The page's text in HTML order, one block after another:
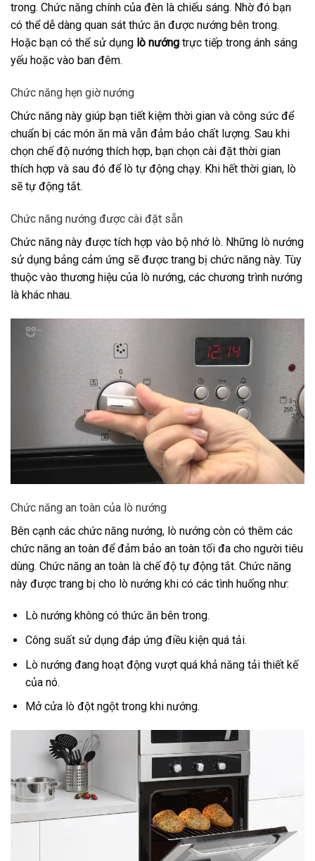
trong. Chức năng chính của đèn là chiếu sáng. Nhờ đó bạn
có thể dễ dàng quan sát thức ăn được nướng bên trong.
Hoặc bạn có thể sử dụng lò nướng trực tiếp trong ánh sáng
yếu hoặc vào ban đêm.
Chức năng hẹn giờ nướng
Chức năng này giúp bạn tiết kiệm thời gian và công sức để
chuẩn bị các món ăn mà vẫn đảm bảo chất lượng. Sau khi
chọn chế độ nướng thích hợp, bạn chọn cài đặt thời gian
thích hợp và sau đó để lò tự động chạy. Khi hết thời gian, lò
sẽ tự động tắt.
Chức năng nướng được cài đặt sẵn
Chức năng này được tích hợp vào bộ nhớ lò. Những lò nướng
sử dụng bảng cảm ứng sẽ được trang bị chức năng này. Tùy
thuộc vào thương hiệu của lò nướng, các chương trình nướng
là khác nhau.
Chức năng an toàn của lò nướng
Bên cạnh các chức năng nướng, lò nướng còn có thêm các
chức năng an toàn để đảm bảo an toàn tối đa cho người tiêu
dùng. Chức năng an toàn là chế độ tự động tắt. Chức năng
này được trang bị cho lò nướng khi có các tình huống như:
Lò nướng không có thức ăn bên trong.
Công suất sử dụng đáp ứng điều kiện quá tải.
Lò nướng đang hoạt động vượt quá khả năng tải thiết kế
của nó.
Mở cửa lò đột ngột trong khi nướng.